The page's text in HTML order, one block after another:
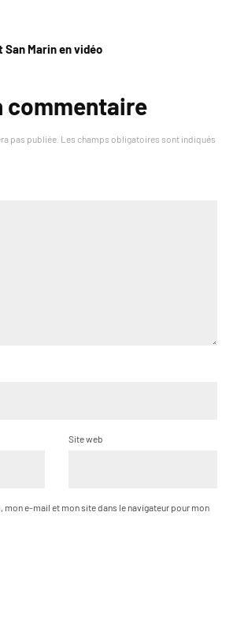
San Marin en vidéo
commentaire
pas publiée. Les champs obligatoires sont indiqués
Site web
mon e-mail et mon site dans le navigateur pour mon